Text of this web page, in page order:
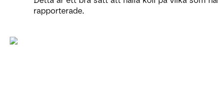
rapporterade.